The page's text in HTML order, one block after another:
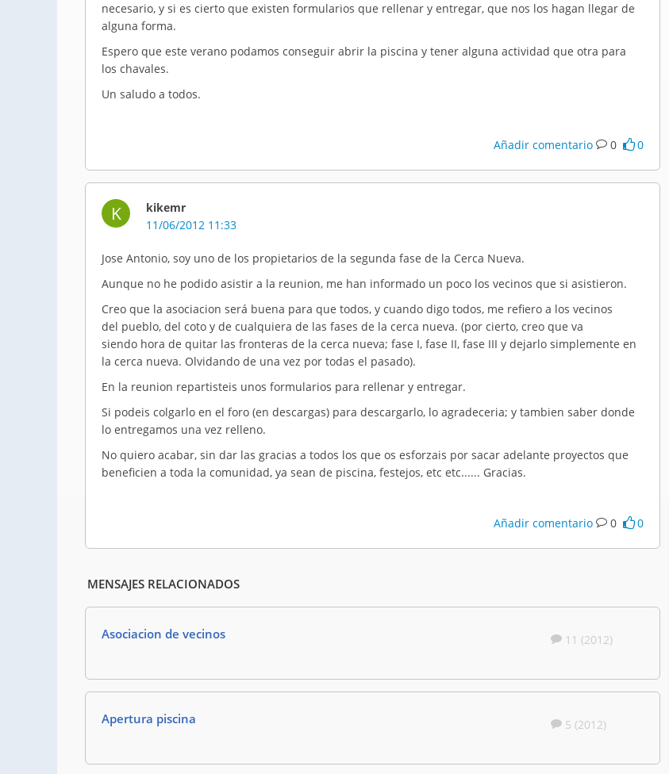
necesario, y si es cierto que existen formularios que rellenar y entregar, que nos los hagan llegar de
alguna forma.
Espero que este verano podamos conseguir abrir la piscina y tener alguna actividad que otra para
los chavales.
Un saludo a todos.
Añadir comentario 0 0
K
kikemr
11/06/2012 11:33
Jose Antonio, soy uno de los propietarios de la segunda fase de la Cerca Nueva.
Aunque no he podido asistir a la reunion, me han informado un poco los vecinos que si asistieron.
Creo que la asociacion será buena para que todos, y cuando digo todos, me refiero a los vecinos
del pueblo, del coto y de cualquiera de las fases de la cerca nueva. (por cierto, creo que va
siendo hora de quitar las fronteras de la cerca nueva; fase I, fase II, fase III y dejarlo simplemente en
la cerca nueva. Olvidando de una vez por todas el pasado).
En la reunion repartisteis unos formularios para rellenar y entregar.
Si podeis colgarlo en el foro (en descargas) para descargarlo, lo agradeceria; y tambien saber donde
lo entregamos una vez relleno.
No quiero acabar, sin dar las gracias a todos los que os esforzais por sacar adelante proyectos que
beneficien a toda la comunidad, ya sean de piscina, festejos, etc etc...... Gracias.
Añadir comentario 0 0
MENSAJES RELACIONADOS
Asociacion de vecinos 11 (2012)
Apertura piscina 5 (2012)